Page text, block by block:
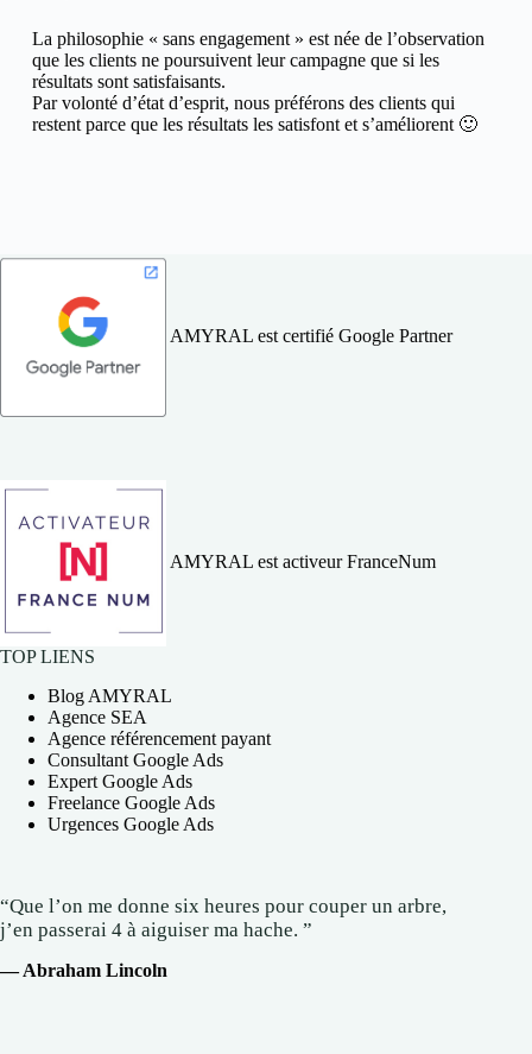
La philosophie « sans engagement » est née de l’observation
que les clients ne poursuivent leur campagne que si les
résultats sont satisfaisants.
Par volonté d’état d’esprit, nous préférons des clients qui
restent parce que les résultats les satisfont et s’améliorent 🙂
AMYRAL est certifié Google Partner
AMYRAL est activeur FranceNum
TOP LIENS
Blog AMYRAL
Agence SEA
Agence référencement payant
Consultant Google Ads
Expert Google Ads
Freelance Google Ads
Urgences Google Ads
“Que l’on me donne six heures pour couper un arbre,
j’en passerai 4 à aiguiser ma hache. ”
— Abraham Lincoln